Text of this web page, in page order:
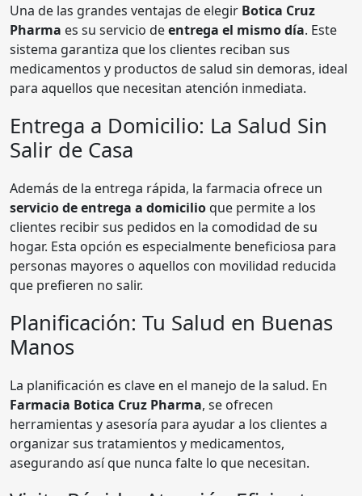
Una de las grandes ventajas de elegir Botica Cruz
Pharma es su servicio deentrega el mismo día. Este
sistema garantiza que los clientes reciban sus
medicamentos y productos de salud sin demoras, ideal
para aquellos que necesitan atención inmediata.
Entrega a Domicilio: La Salud Sin
Salir de Casa
Además de la entrega rápida, la farmacia ofrece un
servicio de entrega a domicilioque permite a los
clientes recibir sus pedidos en la comodidad de su
hogar. Esta opción es especialmente beneficiosa para
personas mayores o aquellos con movilidad reducida
que prefieren no salir.
Planificación: Tu Salud en Buenas
Manos
La planificación es clave en el manejo de la salud. En
Farmacia Botica Cruz Pharma, se ofrecen
herramientas y asesoría para ayudar a los clientes a
organizar sus tratamientos y medicamentos,
asegurando así que nunca falte lo que necesitan.